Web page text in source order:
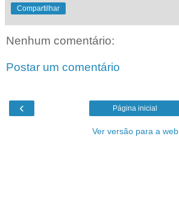
Compartilhar
Nenhum comentário:
Postar um comentário
‹ Página inicial
Ver versão para a web